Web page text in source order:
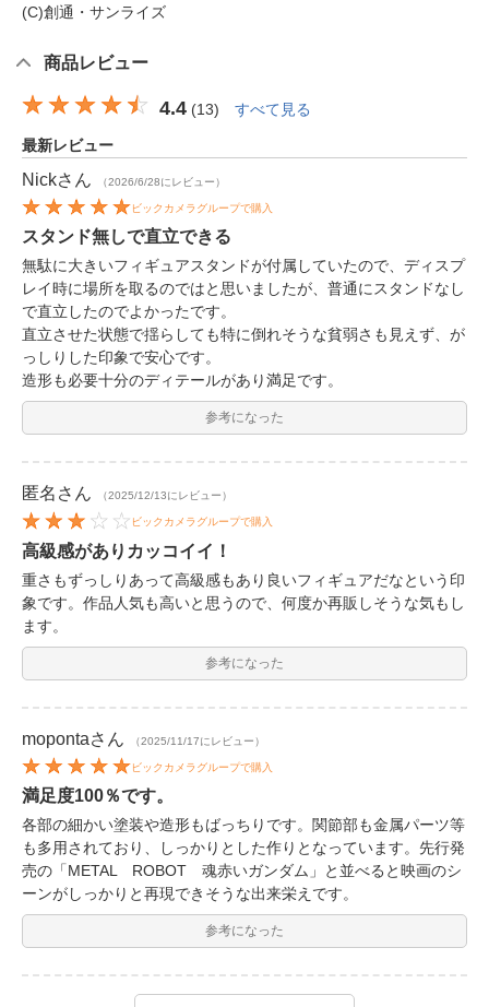
(C)創通・サンライズ
商品レビュー
4.4 (13) すべて見る
最新レビュー
Nickさん （2026/6/28にレビュー）
ビックカメラグループで購入
スタンド無しで直立できる
無駄に大きいフィギュアスタンドが付属していたので、ディスプ
レイ時に場所を取るのではと思いましたが、普通にスタンドなし
で直立したのでよかったです。
直立させた状態で揺らしても特に倒れそうな貧弱さも見えず、が
っしりした印象で安心です。
造形も必要十分のディテールがあり満足です。
参考になった
匿名 さん （2025/12/13にレビュー）
ビックカメラグループで購入
高級感がありカッコイイ！
重さもずっしりあって高級感もあり良いフィギュアだなという印
象です。作品人気も高いと思うので、何度か再販しそうな気もし
ます。
参考になった
mopontaさん （2025/11/17にレビュー）
ビックカメラグループで購入
満足度100％です。
各部の細かい塗装や造形もばっちりです。関節部も金属パーツ等
も多用されており、しっかりとした作りとなっています。先行発
売の「METAL ROBOT 魂赤いガンダム」と並べると映画のシ
ーンがしっかりと再現できそうな出来栄えです。
参考になった